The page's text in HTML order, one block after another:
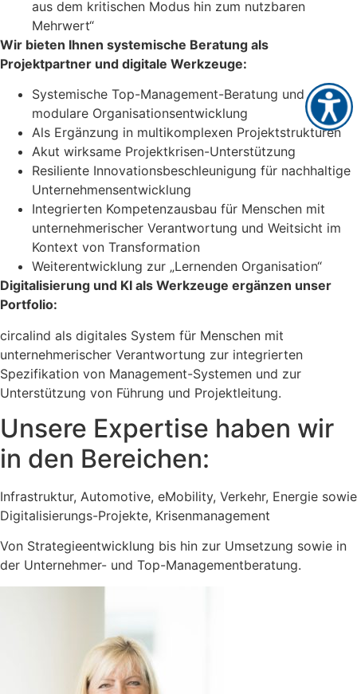
aus dem kritischen Modus hin zum nutzbaren
Mehrwert“
Wir bieten Ihnen systemische Beratung als
Projektpartner und digitale Werkzeuge:
Systemische Top-Management-Beratung und
modulare Organisationsentwicklung
Als Ergänzung in multikomplexen Projektstrukturen
Akut wirksame Projektkrisen-Unterstützung
Resiliente Innovationsbeschleunigung für nachhaltige
Unternehmensentwicklung
Integrierten Kompetenzausbau für Menschen mit
unternehmerischer Verantwortung und Weitsicht im
Kontext von Transformation
Weiterentwicklung zur „Lernenden Organisation“
Digitalisierung und KI als Werkzeuge ergänzen unser
Portfolio:
circalind als digitales System für Menschen mit
unternehmerischer Verantwortung zur integrierten
Spezifikation von Management-Systemen und zur
Unterstützung von Führung und Projektleitung.
Unsere Expertise haben wir
in den Bereichen:
Infrastruktur, Automotive, eMobility, Verkehr, Energie sowie
Digitalisierungs-Projekte, Krisenmanagement
Von Strategieentwicklung bis hin zur Umsetzung sowie in
der Unternehmer- und Top-Managementberatung.